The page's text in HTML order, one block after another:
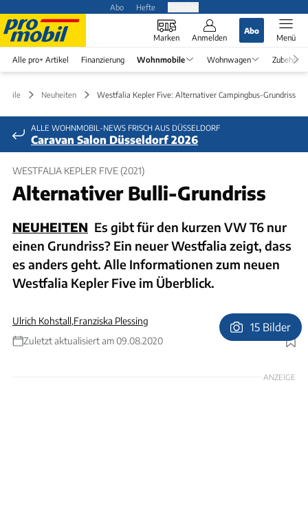
Abo Hefte
Marken Anmelden
Abo
Menü
Alle pro+ Artikel Finanzierung Wohnmobile Wohnwagen Zubehör
Neuheiten Westfalia Kepler Five: Alternativer Campingbus-Grundriss
ALLE WOHNMOBIL-NEWS FRISCH AUS DÜSSELDORF
Caravan Salon Düsseldorf 2026
WESTFALIA KEPLER FIVE (2021)
Alternativer Bulli-Grundriss
NEUHEITEN Es gibt für den kurzen VW T6 nur
einen Grundriss? Ein neuer Westfalia zeigt, dass
es anders geht. Alle Informationen zum neuen
Westfalia Kepler Five im Überblick.
Ulrich Kohstall,Franziska Plessing
Zuletzt aktualisiert am 09.08.2020
Foto: Westfalia
15 Bilder
ANZEIGE